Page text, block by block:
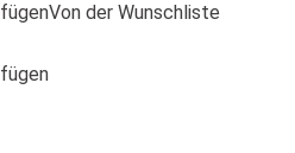
Von der Wunschliste